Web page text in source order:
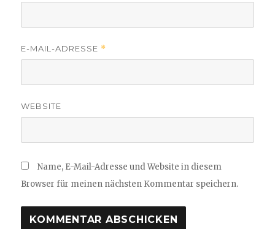
E-MAIL-ADRESSE *
WEBSITE
Name, E-Mail-Adresse und Website in diesem
Browser für meinen nächsten Kommentar speichern.